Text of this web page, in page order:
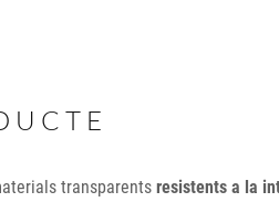
transparents resistents a la